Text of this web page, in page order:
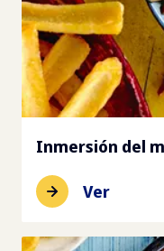
Inmersión del
Ver